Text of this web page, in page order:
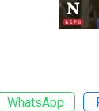
WhatsApp